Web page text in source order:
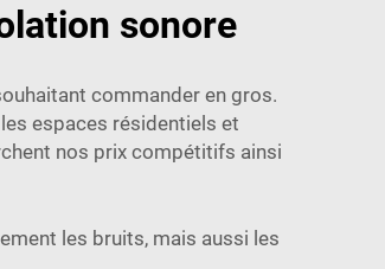
sonore
commander en gros.
espaces résidentiels et
nos prix compétitifs ainsi
les bruits, mais aussi les